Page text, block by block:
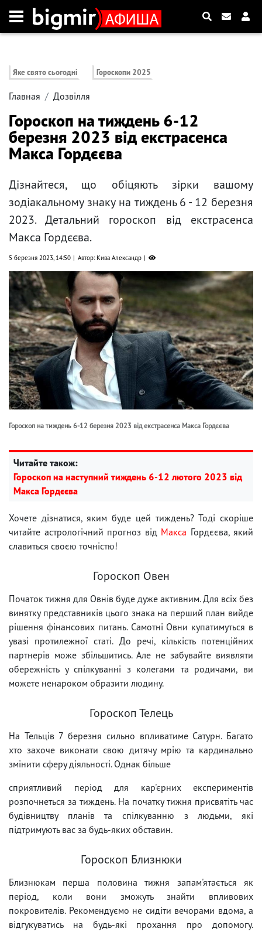
Яке свято сьогодні Гороскопи 2025
Главная Дозвілля
Гороскоп на тиждень 6-12
березня 2023 від екстрасенса
Макса Гордєєва
Дізнайтеся, що обіцяють зірки вашому
зодіакальному знаку на тиждень 6 - 12 березня
2023. Детальний гороскоп від екстрасенса
Макса Гордєєва.
5 березня 2023, 14:50 Автор: Кива Александр
Гороскоп на тиждень 6-12 березня 2023 від екстрасенса Макса Гордєєва
Читайте також:
Гороскоп на наступний тиждень 6-12 лютого 2023 від
Макса Гордєєва
Хочете дізнатися, яким буде цей тиждень? Тоді скоріше
читайте астрологічний прогноз від Макса Гордєєва, який
славиться своєю точністю!
Гороскоп Овен
Початок тижня для Овнів буде дуже активним. Для всіх без
винятку представників цього знака на перший план вийде
рішення фінансових питань. Самотні Овни купатимуться в
увазі протилежної статі. До речі, кількість потенційних
партнерів може збільшитись. Але не забувайте виявляти
обережність у спілкуванні з колегами та родичами, ви
можете ненароком образити людину.
Гороскоп Телець
На Тельців 7 березня сильно впливатиме Сатурн. Багато
хто захоче виконати свою дитячу мрію та кардинально
змінити сферу діяльності. Однак більше
сприятливий період для кар'єрних експериментів
розпочнеться за тиждень. На початку тижня присвятіть час
будівництву планів та спілкуванню з людьми, які
підтримують вас за будь-яких обставин.
Гороскоп Близнюки
Близнюкам перша половина тижня запам'ятається як
період, коли вони зможуть знайти впливових
покровителів. Рекомендуємо не сидіти вечорами вдома, а
відгукуватись на будь-які прохання про допомогу.